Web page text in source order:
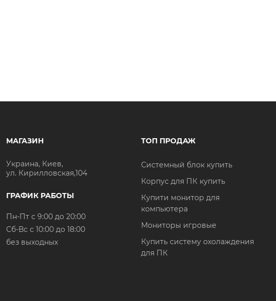
МАГАЗИН
Украина, Киев,
ул. Кирилловская,104
ГРАФИК РАБОТЫ
Пн-Пт с 9:00 до 20:00
Cб-Вс с 10:00 до 18:00
без выходных
ТОП ПРОДАЖ
Системный блок купить
Корпус для ПК купить
Купити монитор для
компьютера
Мониторы игровые
Купить систему охолаждения
для ПК